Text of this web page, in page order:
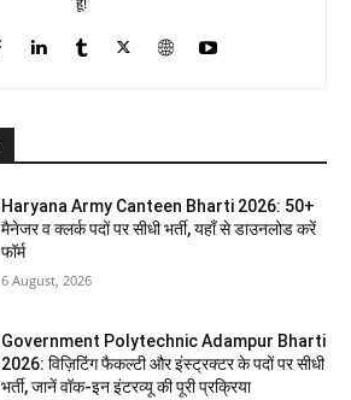
Haryana Army Canteen Bharti 2026: 50+
मैनेजर व क्लर्क पदों पर सीधी भर्ती, यहाँ से डाउनलोड करें
फॉर्म
6 August, 2026
Government Polytechnic Adampur Bharti
2026: विज़िटिंग फैकल्टी और इंस्ट्रक्टर के पदों पर सीधी
भर्ती, जानें वॉक-इन इंटरव्यू की पूरी प्रक्रिया